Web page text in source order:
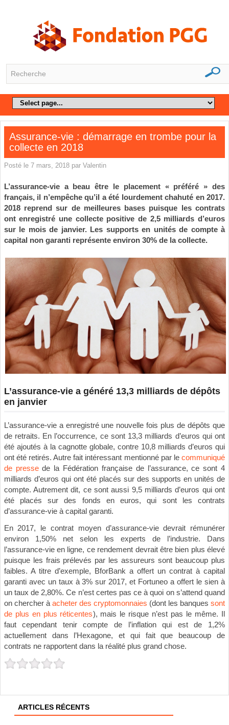
Assurance-vie : démarrage en trombe pour la
collecte en 2018
Posté le 7 mars, 2018 par Valentin
L’assurance-vie a beau être le placement « préféré » des
français, il n’empêche qu’il a été lourdement chahuté en 2017.
2018 reprend sur de meilleures bases puisque les contrats
ont enregistré une collecte positive de 2,5 milliards d’euros
sur le mois de janvier. Les supports en unités de compte à
capital non garanti représente environ 30% de la collecte.
L’assurance-vie a généré 13,3 milliards de dépôts
en janvier
L’assurance-vie a enregistré une nouvelle fois plus de dépôts que
de retraits. En l’occurrence, ce sont 13,3 milliards d’euros qui ont
été ajoutés à la cagnotte globale, contre 10,8 milliards d’euros qui
ont été retirés. Autre fait intéressant mentionné par lecommuniqué
de pressede la Fédération française de l’assurance, ce sont 4
milliards d’euros qui ont été placés sur des supports en unités de
compte. Autrement dit, ce sont aussi 9,5 milliards d’euros qui ont
été placés sur des fonds en euros, qui sont les contrats
d’assurance-vie à capital garanti.
En 2017, le contrat moyen d’assurance-vie devrait rémunérer
environ 1,50% net selon les experts de l’industrie. Dans
l’assurance-vie en ligne, ce rendement devrait être bien plus élevé
puisque les frais prélevés par les assureurs sont beaucoup plus
faibles. A titre d’exemple, BforBank a offert un contrat à capital
garanti avec un taux à 3% sur 2017, et Fortuneo a offert le sien à
un taux de 2,80%. Ce n’est certes pas ce à quoi on s’attend quand
on chercher à acheter des cryptomonnaies (dont les banquessont
de plus en plus réticentes), mais le risque n’est pas le même. Il
faut cependant tenir compte de l’inflation qui est de 1,2%
actuellement dans l’Hexagone, et qui fait que beaucoup de
contrats ne rapportent dans la réalité plus grand chose.
ARTICLES RÉCENTS